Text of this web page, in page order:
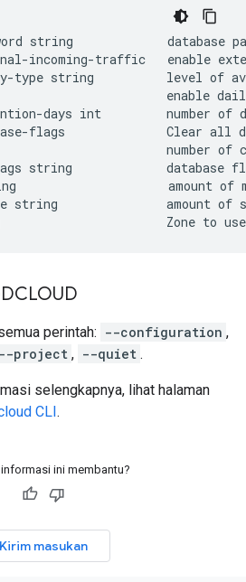
string             database
incoming-traffic   enable
type string          level of
enable
days int         number of
flags              Clear all
number of
string             database
amount of
string               amount of
perintah: --configuration ,
--project , --quiet .
selengkapnya, lihat halaman
CLI.
ini membantu?
Kirim masukan